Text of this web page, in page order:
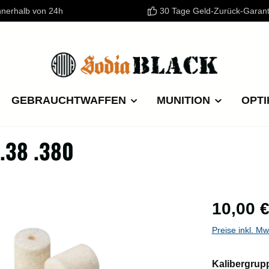
von 24h 30 Tage Geld-Zurück-
GEBRAUCHTWAFFEN MUNITION
.380
Regulärer
10,00 €
Preise inkl.